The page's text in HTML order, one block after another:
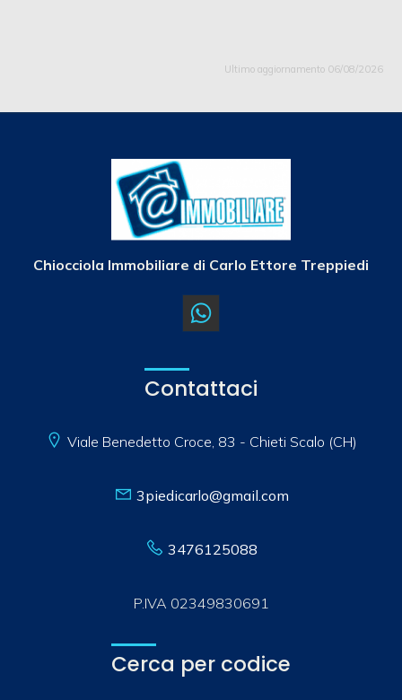
Ultimo aggiornamento 06/08/2026
Chiocciola Immobiliare di Carlo Ettore Treppiedi
Contattaci
Viale Benedetto Croce, 83 - Chieti Scalo (CH)
3piedicarlo@gmail.com
3476125088
P.IVA 02349830691
Cerca per codice